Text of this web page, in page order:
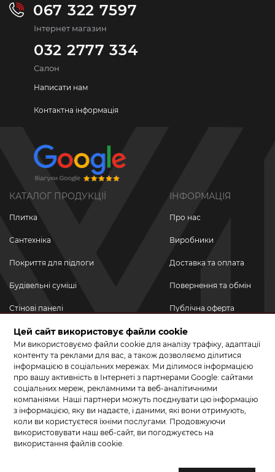
067 322 7597
Інтернет магазин
032 2777 334
Салон
Написати нам
Контактна інформація
КАТАЛОГ ПРОДУКЦІЇ
Плитка
Сантехніка
Покриття для підлоги
Будівельні суміші
Стінові панелі
Новинки
Акційні товари
Акції/Знижки
ІНФОРМАЦІЯ
Про нас
Виробники
Доставка та оплата
Повернення та обмін
Публічна оферта
Політика
конфіденційності
ПРИЄДНУЙТЕСЬ ДО НАС У СОЦМЕРЕЖАХ
Цей сайт використовує файли cookie
Ми використовуємо файли cookie для аналізу трафіку, адаптації
контенту та реклами для вас, а також дозволяємо ділитися
інформацією в соціальних мережах. Ми ділимося інформацією
про вашу активність в Інтернеті з партнерами Google: сайтами
соціальних мереж, рекламними та веб-аналітичними
компаніями. Наші партнери можуть поєднувати цю інформацію
з інформацією, яку ви надаєте, і даними, які вони отримують,
коли ви користуєтеся їхніми послугами. Продовжуючи
використовувати наш веб-сайт, ви погоджуєтесь на
використання файлів cookie.